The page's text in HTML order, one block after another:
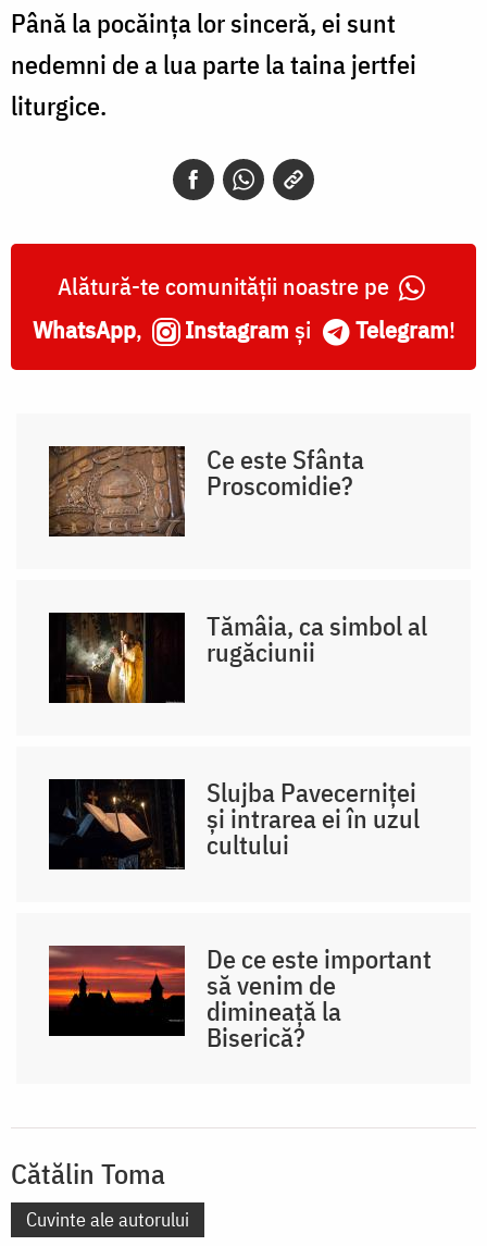
Până la pocăința lor sinceră, ei sunt
nedemni de a lua parte la taina jertfei
liturgice.
Alătură-te comunității noastre pe
WhatsApp, Instagram și Telegram!
Ce este Sfânta
Proscomidie?
Tămâia, ca simbol al
rugăciunii
Slujba Pavecerniței
și intrarea ei în uzul
cultului
De ce este important
să venim de
dimineață la
Biserică?
Cătălin Toma
Cuvinte ale autorului